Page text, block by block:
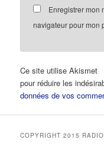
Enregistrer mon
navigateur pour mon
Ce site utilise Akismet
pour réduire les
données de vos
COPYRIGHT 2015